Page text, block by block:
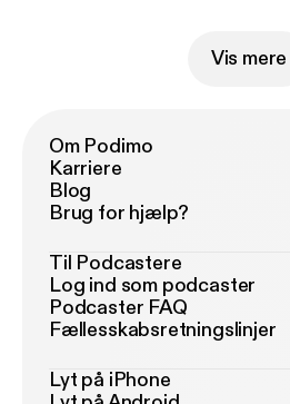
Vis mere
Om Podimo
Karriere
Blog
Brug for hjælp?
Til Podcastere
Log ind som podcaster
Podcaster FAQ
Fællesskabsretningslinjer
Lyt på iPhone